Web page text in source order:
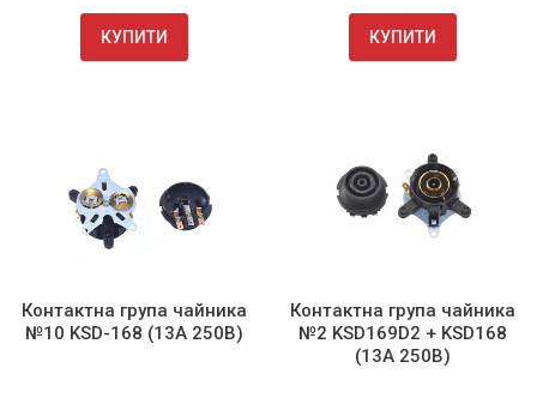
КУПИТИ КУПИТИ
Контактна група чайника
№10 KSD-168 (13А 250В)
Контактна група чайника
№2 KSD169D2 + KSD168
(13А 250В)